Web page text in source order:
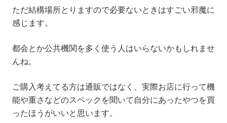
ただ結構場所とりますので必要ないときはすごい邪魔に
感じます。
都会とか公共機関を多く使う人はいらないかもしれませ
んね。
ご購入考えてる方は通販ではなく、実際お店に行って機
能や重さなどのスペックを聞いて自分にあったやつを買
ったほうがいいと思います。